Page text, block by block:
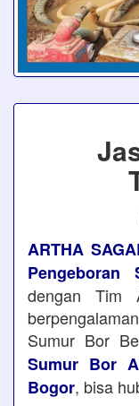
ARTHA
Pengeboran
dengan Tim
Sumur Bor
Sumur Bor
Bogor, bisa